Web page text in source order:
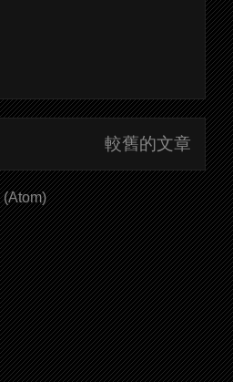
較舊的文章